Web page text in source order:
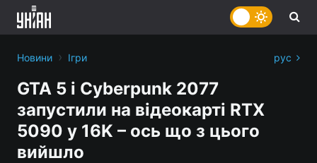
Новини › Ігри рус
GTA 5 і Cyberpunk 2077
запустили на відеокарті RTX
5090 у 16K – ось що з цього
вийшло